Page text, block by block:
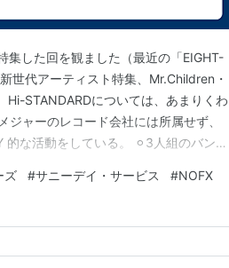
集した回を観ました（最近の「EIGHT-
世代アーティスト特集、Mr.Children・
Hi-STANDARDについては、あまりくわ
ジャーのレコード会社には所属せず、
な活動をしている。 ⚪︎3人組のバンド
イ・サービスと共通…
ズ #サニーデイ・サービス #NOFX